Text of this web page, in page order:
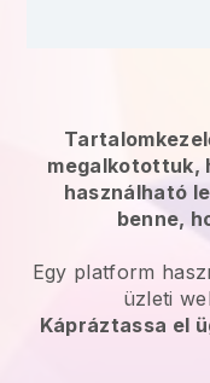
megalkotottuk,
használható
benne,
Egy platform
üzleti
Kápráztassa el